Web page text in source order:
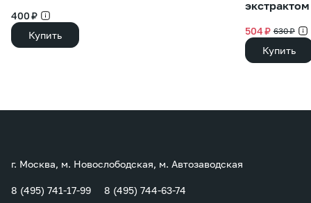
400 ₽
Купить
504 ₽ 630 ₽
Купить
г. Москва, м. Новослободская, м. Автозаводская
8 (495) 741-17-99 8 (495) 744-63-74